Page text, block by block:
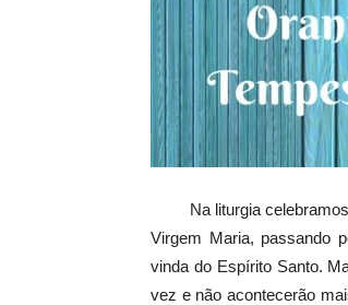
Na liturgia
Virgem Maria, passando
vinda do Espírito Santo.
vez e não acontecerão